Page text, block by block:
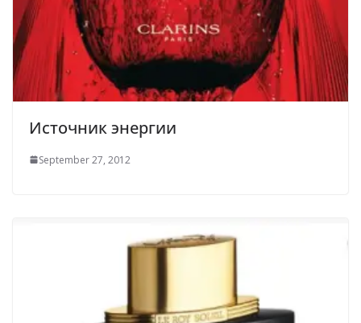
Источник энергии
September 27, 2012